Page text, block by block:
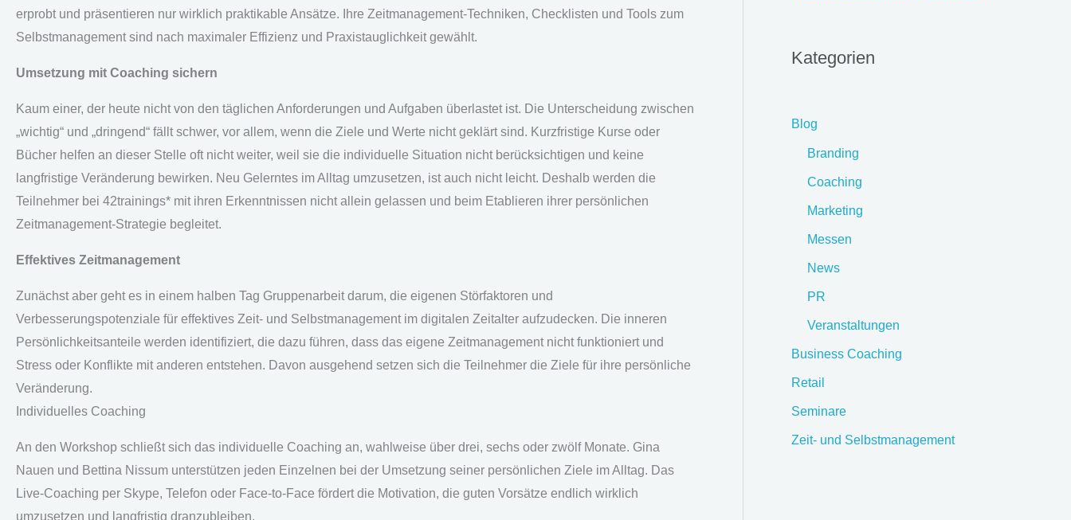
erprobt und präsentieren nur wirklich praktikable Ansätze. Ihre Zeitmanagement-Techniken, Checklisten und Tools zum
Selbstmanagement sind nach maximaler Effizienz und Praxistauglichkeit gewählt.
Umsetzung mit Coaching sichern
Kaum einer, der heute nicht von den täglichen Anforderungen und Aufgaben überlastet ist. Die Unterscheidung zwischen
„wichtig“ und „dringend“ fällt schwer, vor allem, wenn die Ziele und Werte nicht geklärt sind. Kurzfristige Kurse oder
Bücher helfen an dieser Stelle oft nicht weiter, weil sie die individuelle Situation nicht berücksichtigen und keine
langfristige Veränderung bewirken. Neu Gelerntes im Alltag umzusetzen, ist auch nicht leicht. Deshalb werden die
Teilnehmer bei 42trainings* mit ihren Erkenntnissen nicht allein gelassen und beim Etablieren ihrer persönlichen
Zeitmanagement-Strategie begleitet.
Effektives Zeitmanagement
Zunächst aber geht es in einem halben Tag Gruppenarbeit darum, die eigenen Störfaktoren und
Verbesserungspotenziale für effektives Zeit- und Selbstmanagement im digitalen Zeitalter aufzudecken. Die inneren
Persönlichkeitsanteile werden identifiziert, die dazu führen, dass das eigene Zeitmanagement nicht funktioniert und
Stress oder Konflikte mit anderen entstehen. Davon ausgehend setzen sich die Teilnehmer die Ziele für ihre persönliche
Veränderung.
Individuelles Coaching
An den Workshop schließt sich das individuelle Coaching an, wahlweise über drei, sechs oder zwölf Monate. Gina
Nauen und Bettina Nissum unterstützen jeden Einzelnen bei der Umsetzung seiner persönlichen Ziele im Alltag. Das
Live-Coaching per Skype, Telefon oder Face-to-Face fördert die Motivation, die guten Vorsätze endlich wirklich
umzusetzen und langfristig dranzubleiben.
Kategorien
Blog
Branding
Coaching
Marketing
Messen
News
PR
Veranstaltungen
Business Coaching
Retail
Seminare
Zeit- und Selbstmanagement